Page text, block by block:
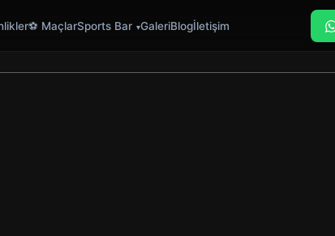
⚽ MaçlarSports Bar GaleriBlogİletişim